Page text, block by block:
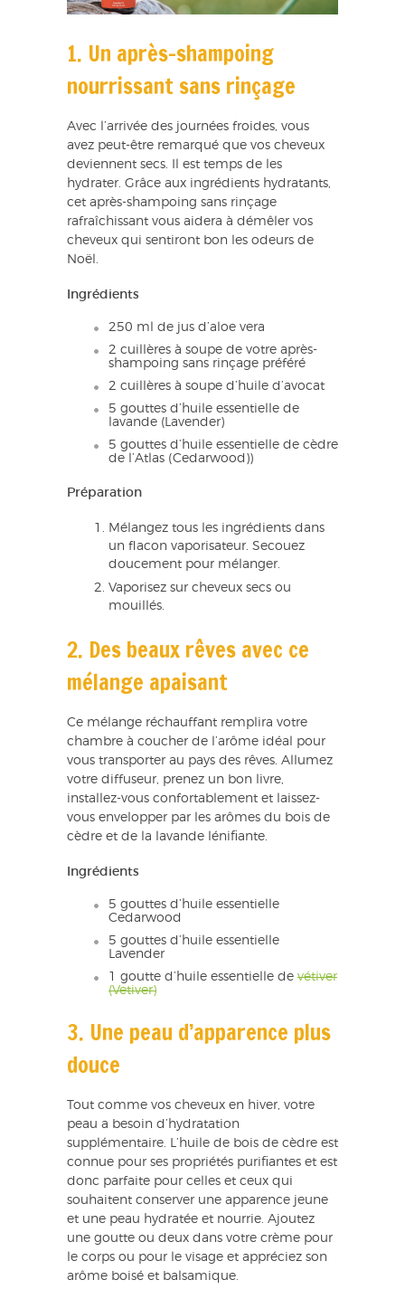
1. Un après-shampoing
nourrissant sans rinçage
Avec l’arrivée des journées froides, vous
avez peut-être remarqué que vos cheveux
deviennent secs. Il est temps de les
hydrater. Grâce aux ingrédients hydratants,
cet après-shampoing sans rinçage
rafraîchissant vous aidera à démêler vos
cheveux qui sentiront bon les odeurs de
Noël.
Ingrédients
250 ml de jus d’aloe vera
2 cuillères à soupe de votre après-
shampoing sans rinçage préféré
2 cuillères à soupe d’huile d’avocat
5 gouttes d’huile essentielle de
lavande (Lavender)
5 gouttes d’huile essentielle de cèdre
de l’Atlas (Cedarwood))
Préparation
Mélangez tous les ingrédients dans
un flacon vaporisateur. Secouez
doucement pour mélanger.
Vaporisez sur cheveux secs ou
mouillés.
2. Des beaux rêves avec ce
mélange apaisant
Ce mélange réchauffant remplira votre
chambre à coucher de l’arôme idéal pour
vous transporter au pays des rêves. Allumez
votre diffuseur, prenez un bon livre,
installez-vous confortablement et laissez-
vous envelopper par les arômes du bois de
cèdre et de la lavande lénifiante.
Ingrédients
5 gouttes d’huile essentielle
Cedarwood
5 gouttes d’huile essentielle
Lavender
1 goutte d’huile essentielle de vétiver
(Vetiver)
3. Une peau d’apparence plus
douce
Tout comme vos cheveux en hiver, votre
peau a besoin d’hydratation
supplémentaire. L’huile de bois de cèdre est
connue pour ses propriétés purifiantes et est
donc parfaite pour celles et ceux qui
souhaitent conserver une apparence jeune
et une peau hydratée et nourrie. Ajoutez
une goutte ou deux dans votre crème pour
le corps ou pour le visage et appréciez son
arôme boisé et balsamique.